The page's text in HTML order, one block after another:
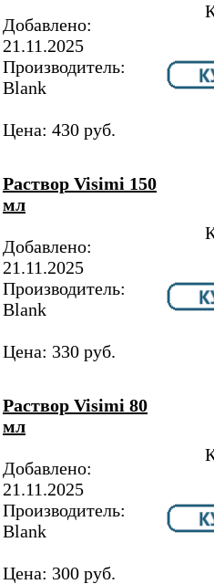
Добавлено:
21.11.2025
Производитель:
Blank
Цена: 430 руб.
Раствор Visimi 150
мл
Добавлено:
21.11.2025
Производитель:
Blank
Цена: 330 руб.
Раствор Visimi 80
мл
Добавлено:
21.11.2025
Производитель:
Blank
Цена: 300 руб.